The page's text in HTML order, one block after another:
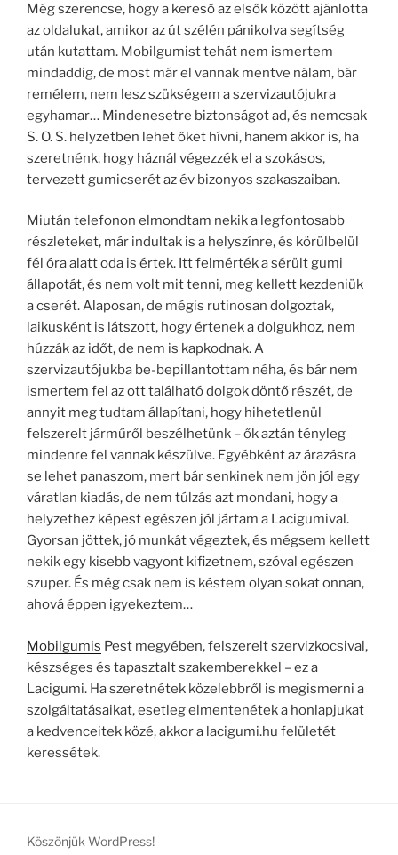
Még szerencse, hogy a kereső az elsők között ajánlotta
az oldalukat, amikor az út szélén pánikolva segítség
után kutattam. Mobilgumist tehát nem ismertem
mindaddig, de most már el vannak mentve nálam, bár
remélem, nem lesz szükségem a szervizautójukra
egyhamar… Mindenesetre biztonságot ad, és nemcsak
S. O. S. helyzetben lehet őket hívni, hanem akkor is, ha
szeretnénk, hogy háznál végezzék el a szokásos,
tervezett gumicserét az év bizonyos szakaszaiban.
Miután telefonon elmondtam nekik a legfontosabb
részleteket, már indultak is a helyszínre, és körülbelül
fél óra alatt oda is értek. Itt felmérték a sérült gumi
állapotát, és nem volt mit tenni, meg kellett kezdeniük
a cserét. Alaposan, de mégis rutinosan dolgoztak,
laikusként is látszott, hogy értenek a dolgukhoz, nem
húzzák az időt, de nem is kapkodnak. A
szervizautójukba be-bepillantottam néha, és bár nem
ismertem fel az ott található dolgok döntő részét, de
annyit meg tudtam állapítani, hogy hihetetlenül
felszerelt járműről beszélhetünk – ők aztán tényleg
mindenre fel vannak készülve. Egyébként az árazásra
se lehet panaszom, mert bár senkinek nem jön jól egy
váratlan kiadás, de nem túlzás azt mondani, hogy a
helyzethez képest egészen jól jártam a Lacigumival.
Gyorsan jöttek, jó munkát végeztek, és mégsem kellett
nekik egy kisebb vagyont kifizetnem, szóval egészen
szuper. És még csak nem is késtem olyan sokat onnan,
ahová éppen igyekeztem…
Mobilgumis Pest megyében, felszerelt szervizkocsival,
készséges és tapasztalt szakemberekkel – ez a
Lacigumi. Ha szeretnétek közelebbről is megismerni a
szolgáltatásaikat, esetleg elmentenétek a honlapjukat
a kedvenceitek közé, akkor a lacigumi.hu felületét
keressétek.
Köszönjük WordPress!